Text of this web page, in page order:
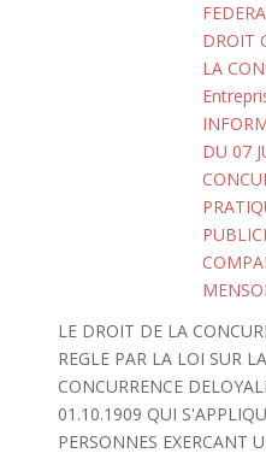
DROIT
LA
DU 07
LE DROIT DE LA
REGLE PAR LA LOI SUR
CONCURRENCE
01.10.1909 QUI
PERSONNES EXERCANT